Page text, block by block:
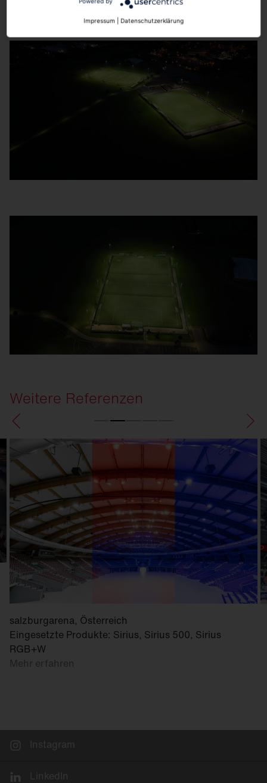
Weitere Referenzen
salzburgarena, Österreich
Eingesetzte Produkte: Sirius, Sirius 500, Sirius
RGB+W
Mehr erfahren
Instagram
LinkedIn
Impressum | Datenschutzerklärung